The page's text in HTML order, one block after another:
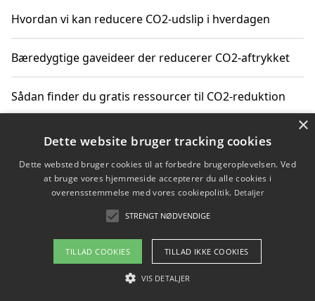
Hvordan vi kan reducere CO2-udslip i hverdagen
Bæredygtige gaveideer der reducerer CO2-aftrykket
Sådan finder du gratis ressourcer til CO2-reduktion
Hvordan gadgets til hjemmet kan reducere CO2-udslip
Copyright 2026 - Pilanto Aps
Om / kontakt
Blog Betingelser
×
Dette website bruger tracking cookies
Dette websted bruger cookies til at forbedre brugeroplevelsen. Ved
at bruge vores hjemmeside accepterer du alle cookies i
overensstemmelse med vores cookiepolitik. Detaljer
STRENGT NØDVENDIGE
TILLAD COOKIES TILLAD IKKE COOKIES
VIS DETALJER